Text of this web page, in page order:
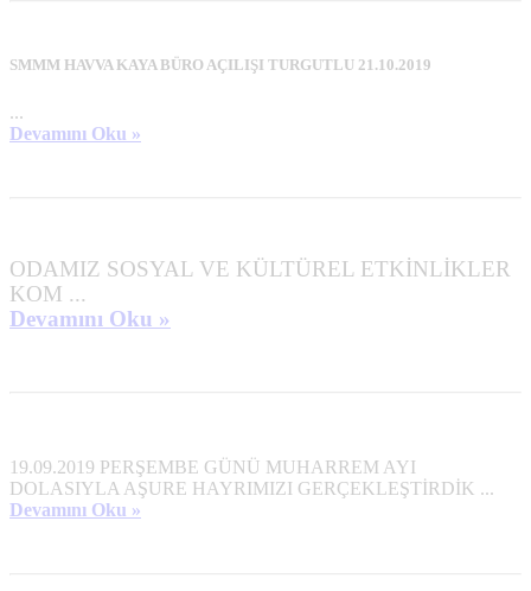
SMMM HAVVA KAYA BÜRO AÇILIŞI TURGUTLU 21.10.2019
...
Devamını Oku »
ODAMIZ SOSYAL VE KÜLTÜREL ETKİNLİKLER
KOM ...
Devamını Oku »
19.09.2019 PERŞEMBE GÜNÜ MUHARREM AYI
DOLASIYLA AŞURE HAYRIMIZI GERÇEKLEŞTİRDİK ...
Devamını Oku »